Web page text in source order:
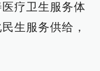
疗卫生服务体
生服务供给，